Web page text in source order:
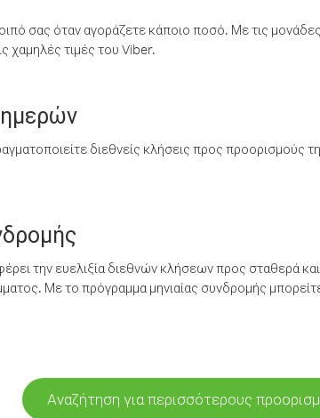
σας όταν αγοράζετε κάποιο ποσό. Με τις
χαμηλές τιμές του Viber.
διεθνείς κλήσεις προς προορισμούς
την ευελιξία διεθνών κλήσεων προς σταθερά
Με το πρόγραμμα μηνιαίας συνδρομής
Αναζήτηση για περισσότερους